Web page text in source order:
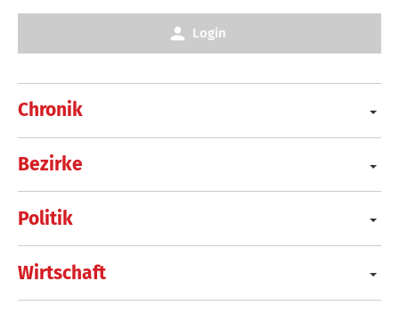
Chronik
Bezirke
Politik
Wirtschaft
Login